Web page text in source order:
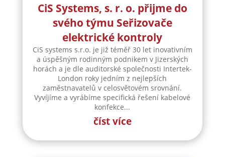
CiS Systems, s. r. o. přijme do
svého týmu Seřizovače
elektrické kontroly
CiS systems s.r.o. je již téměř 30 let inovativním
a úspěšným rodinným podnikem v Jizerských
horách a je dle auditorské společnosti Intertek-
London roky jedním z nejlepších
zaměstnavatelů v celosvětovém srovnání.
Vyvíjíme a vyrábíme specifická řešení kabelové
konfekce...
číst více